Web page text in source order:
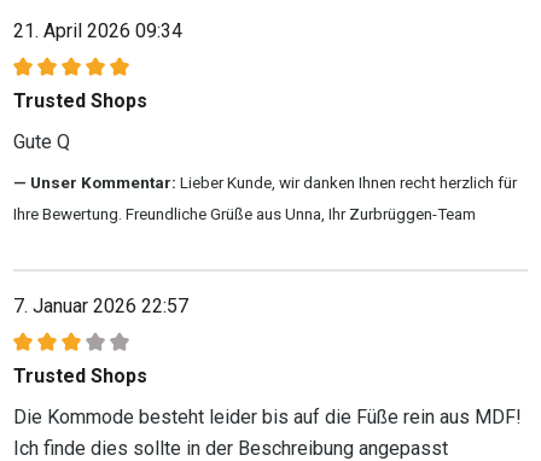
21. April 2026 09:34
Bewertung mit 5 von 5 Sternen
Trusted Shops
Gute Q
Unser Kommentar: Lieber Kunde, wir danken Ihnen recht herzlich für
Ihre Bewertung. Freundliche Grüße aus Unna, Ihr Zurbrüggen-Team
7. Januar 2026 22:57
Bewertung mit 3 von 5 Sternen
Trusted Shops
Die Kommode besteht leider bis auf die Füße rein aus MDF!
Ich finde dies sollte in der Beschreibung angepasst